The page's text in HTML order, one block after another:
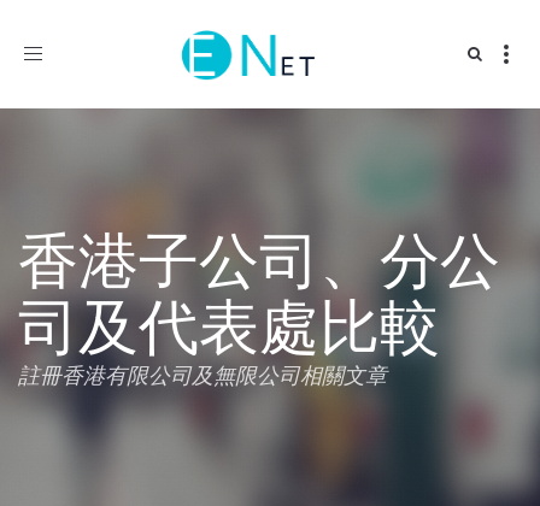
Toggle
香港子公司、分公
司及代表處比較
註冊香港有限公司及無限公司相關文章